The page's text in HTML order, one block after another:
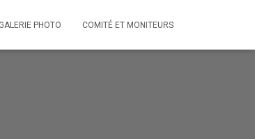
GALERIE PHOTO COMITÉ ET MONITEURS